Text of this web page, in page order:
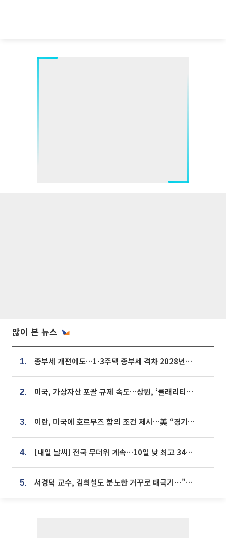
많이 본 뉴스
1. 종부세 개편에도…1·3주택 종부세 격차 2028년부터 확대
2. 미국, 가상자산 포괄 규제 속도…상원, ‘클래리티법’ 9월 절차투표 추진
3. 이란, 미국에 호르무즈 합의 조건 제시…美 “경기 아직 안 끝나” [종합]
4. [내일 날씨] 전국 무더위 계속…10일 낮 최고 34도 육박
5. 서경덕 교수, 김희철도 분노한 거꾸로 태극기⋯"엉터리는 아냐, 아쉬울 뿐"